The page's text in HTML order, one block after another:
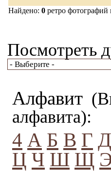
Найдено: 0 ретро
Посмотреть
Алфавит
алфавита):
4 А Б В Г Д
Ц Ч Ш Щ